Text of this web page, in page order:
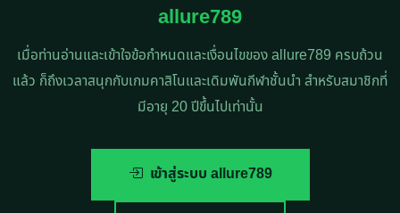
allure789
เมื่อท่านอ่านและเข้าใจข้อกำหนดและเงื่อนไขของ allure789 ครบถ้วน
แล้ว ก็ถึงเวลาสนุกกับเกมคาสิโนและเดิมพันกีฬาชั้นนำ สำหรับสมาชิกที่
มีอายุ 20 ปีขึ้นไปเท่านั้น
เข้าสู่ระบบ allure789